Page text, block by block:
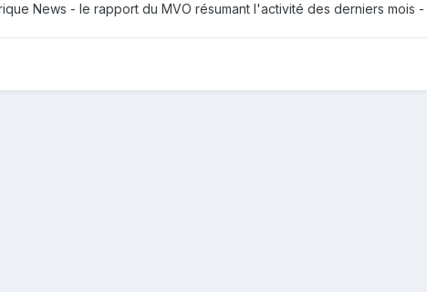
News - le rapport du MVO résumant l'activité des derniers mois -